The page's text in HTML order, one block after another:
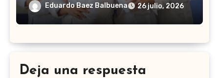
Eduardo Baez Balbuena 26 julio, 2026
Deja una respuesta